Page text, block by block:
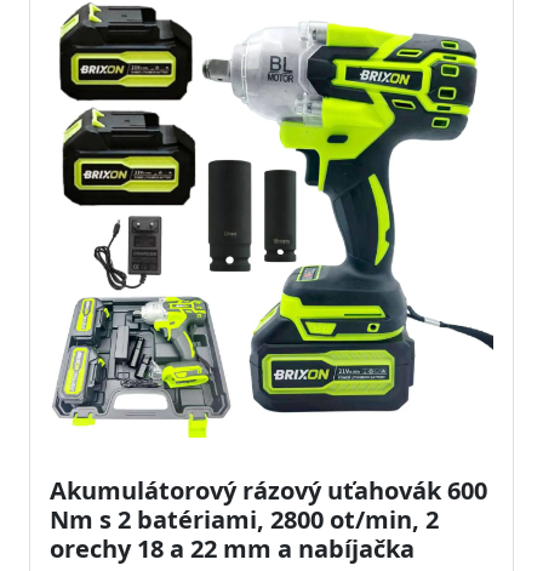
Akumulátorový rázový uťahovák 600
Nm s 2 batériami, 2800 ot/min, 2
orechy 18 a 22 mm a nabíjačka